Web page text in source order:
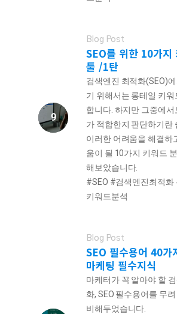
SEO를 위한 10가지
툴 /1탄
Blog Post
검색엔진 최적화(SEO)
기 위해서는 롱테일 키
합니다. 하지만 그중에서
가 적합한지 판단하기란
이러한 어려움을 해결하
움이 될 10가지 키워드
해보았습니다.
#SEO #검색엔진최적화
키워드분석
SEO 필수용어 40가
마케팅 필수지식
Blog Post
마케터가 꼭 알아야 할
화, SEO 필수용어를 무
비해두었습니다.